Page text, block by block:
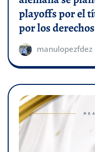
playoffs por el
por los
manulopezfdez